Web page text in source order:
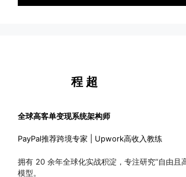
程 超
全球高客单变现系统架构师
PayPal推荐跨境专家 | Upwork高收入教练
拥有 20 余年全球化实战积淀，专注研究“自由且
模型。